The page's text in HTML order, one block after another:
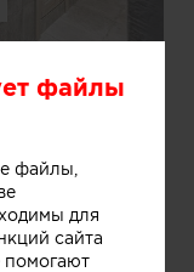
файлы
файлы,
для
сайта
помогают